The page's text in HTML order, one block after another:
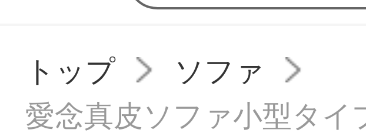
トップ
ソファ
愛念真皮ソファ小型タイ